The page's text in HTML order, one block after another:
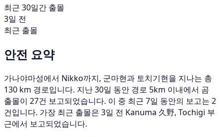
최근 30일간 출몰
3일 전
최근 출몰
안전 요약
가나야마성에서 Nikko까지, 군마현과 토치기현을 지나는 총
130 km 경로입니다. 지난 30일 동안 경로 5km 이내에서 곰
출몰이 27건 보고되었습니다. 이 중 최근 7일 동안의 보고는 2
건입니다. 가장 최근 출몰은 3일 전 Kanuma 久野, Tochigi 부
근에서 보고되었습니다.